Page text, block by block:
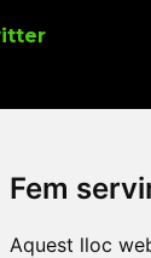
Fem
Aquest lloc